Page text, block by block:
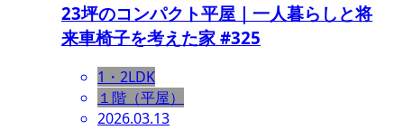
23坪のコンパクト平屋｜一人暮らしと将
来車椅子を考えた家 #325
1・2LDK
１階（平屋）
2026.03.13